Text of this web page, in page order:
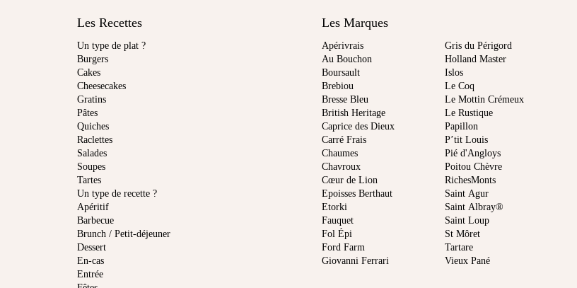
Les Recettes
Un type de plat ?
Burgers
Cakes
Cheesecakes
Gratins
Pâtes
Quiches
Raclettes
Salades
Soupes
Tartes
Un type de recette ?
Apéritif
Barbecue
Brunch / Petit-déjeuner
Dessert
En-cas
Entrée
Les Marques
Apérivrais
Au Bouchon
Boursault
Brebiou
Bresse Bleu
British Heritage
Caprice des Dieux
Carré Frais
Chaumes
Chavroux
Cœur de Lion
Epoisses Berthaut
Etorki
Fauquet
Fol Épi
Ford Farm
Giovanni Ferrari
Gris du Périgord
Holland Master
Islos
Le Coq
Le Mottin Crémeux
Le Rustique
Papillon
P’tit Louis
Pié d'Angloys
Poitou Chèvre
RichesMonts
Saint Agur
Saint Albray®
Saint Loup
St Môret
Tartare
Vieux Pané